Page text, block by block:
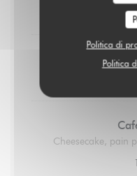
Politica di
Politica
Coupe
Cheesecake, pain